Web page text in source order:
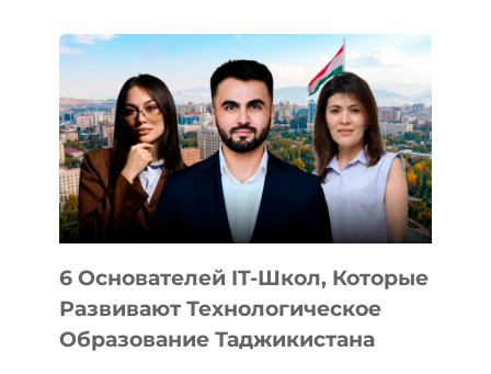
ВНЕШНЕГО
ВИДА
НОВОГО
УСТРОЙСТВА
ОТ
OPENAI
6 Основателей IT-Школ, Которые
Развивают Технологическое
Образование Таджикистана